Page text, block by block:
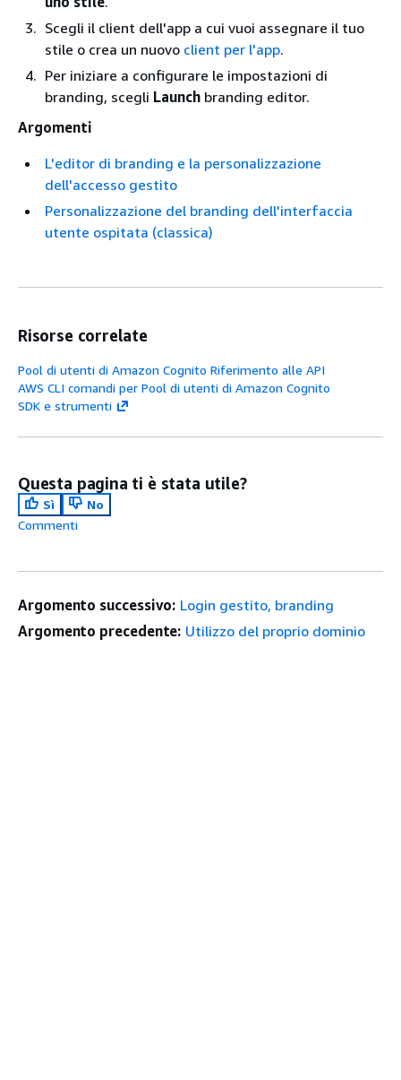
Scegli il client dell'app a cui vuoi assegnare il tuo
stile o crea un nuovo client per l'app.
Per iniziare a configurare le impostazioni di
branding, scegli Launch branding editor.
Argomenti
L'editor di branding e la personalizzazione
dell'accesso gestito
Personalizzazione del branding dell'interfaccia
utente ospitata (classica)
Risorse correlate
Pool di utenti di Amazon Cognito Riferimento alle API
AWS CLI comandi per Pool di utenti di Amazon Cognito
SDK e strumenti
Questa pagina ti è stata utile?
Sì
No
Commenti
Argomento successivo: Login gestito, branding
Argomento precedente: Utilizzo del proprio dominio